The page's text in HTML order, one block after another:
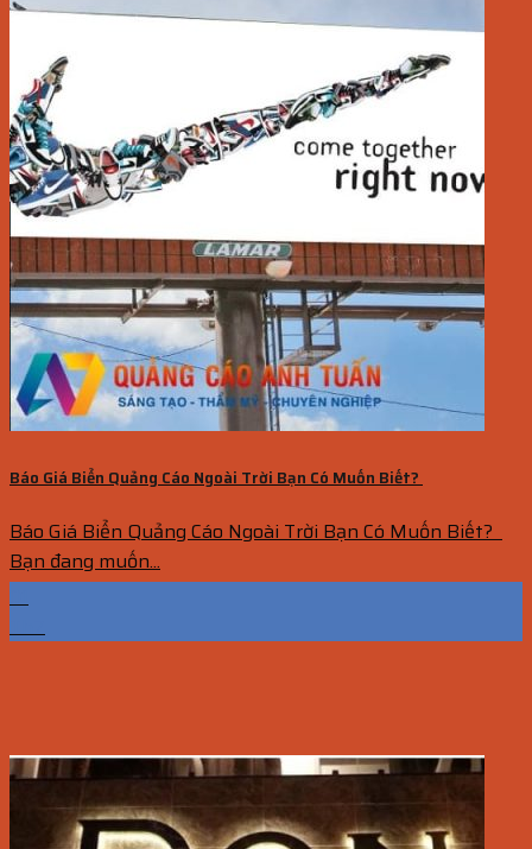
Báo Giá Biển Quảng Cáo Ngoài Trời Bạn Có Muốn Biết?
Báo Giá Biển Quảng Cáo Ngoài Trời Bạn Có Muốn Biết?
Bạn đang muốn...